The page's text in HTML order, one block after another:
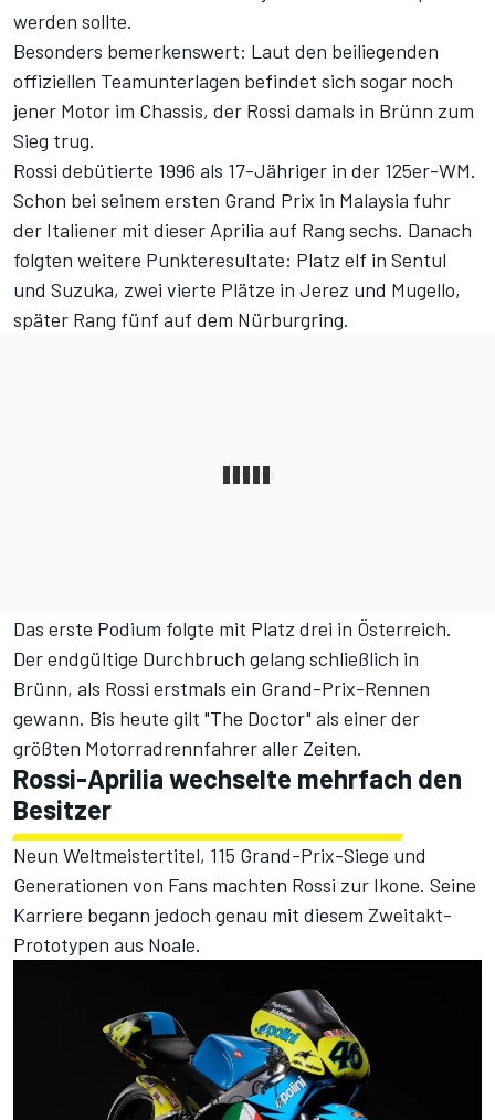
werden sollte.
Besonders bemerkenswert: Laut den beiliegenden
offiziellen Teamunterlagen befindet sich sogar noch
jener Motor im Chassis, der Rossi damals in Brünn zum
Sieg trug.
Rossi debütierte 1996 als 17-Jähriger in der 125er-WM.
Schon bei seinem ersten Grand Prix in Malaysia fuhr
der Italiener mit dieser Aprilia auf Rang sechs. Danach
folgten weitere Punkteresultate: Platz elf in Sentul
und Suzuka, zwei vierte Plätze in Jerez und Mugello,
später Rang fünf auf dem Nürburgring.
Das erste Podium folgte mit Platz drei in Österreich.
Der endgültige Durchbruch gelang schließlich in
Brünn, als Rossi erstmals ein Grand-Prix-Rennen
gewann. Bis heute gilt "The Doctor" als einer der
größten Motorradrennfahrer aller Zeiten.
Rossi-Aprilia wechselte mehrfach den
Besitzer
Neun Weltmeistertitel, 115 Grand-Prix-Siege und
Generationen von Fans machten Rossi zur Ikone. Seine
Karriere begann jedoch genau mit diesem Zweitakt-
Prototypen aus Noale.